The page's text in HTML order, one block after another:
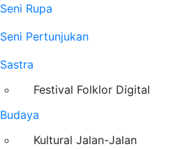
Seni Rupa
Seni Pertunjukan
Sastra
Festival Folklor Digital
Budaya
Kultural Jalan-Jalan